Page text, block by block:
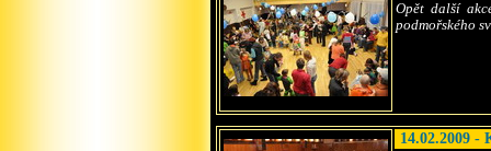
Opět další
podmořského
14.02.2009